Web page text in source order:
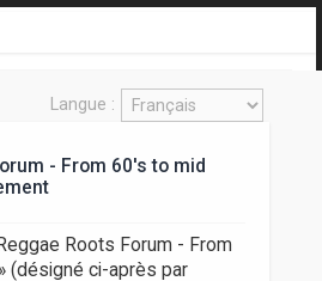
Langue :
- From 60's to mid
Roots Forum - From
(désigné ci-après par